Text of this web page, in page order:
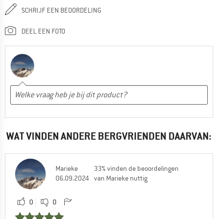
SCHRIJF EEN BEOORDELING
DEEL EEN FOTO
WAT VINDEN ANDERE BERGVRIENDEN DAARVAN:
Marieke
06.09.2024
33% vinden de beoordelingen
van Marieke nuttig
0 0